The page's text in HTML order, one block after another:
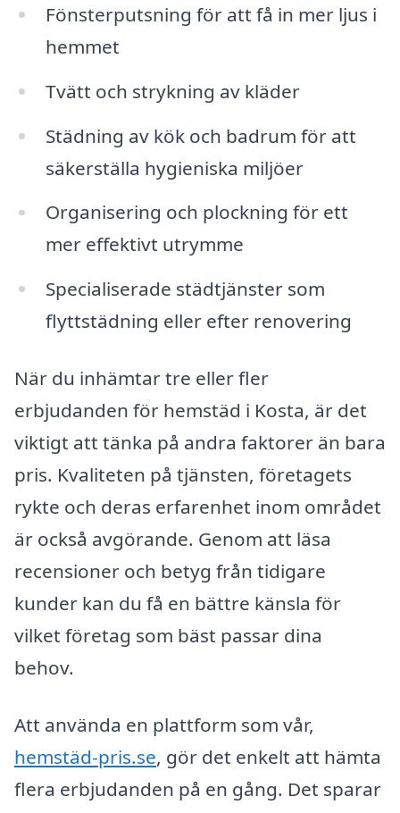
Fönsterputsning för att få in mer ljus i
hemmet
Tvätt och strykning av kläder
Städning av kök och badrum för att
säkerställa hygieniska miljöer
Organisering och plockning för ett
mer effektivt utrymme
Specialiserade städtjänster som
flyttstädning eller efter renovering
När du inhämtar tre eller fler
erbjudanden för hemstäd i Kosta, är det
viktigt att tänka på andra faktorer än bara
pris. Kvaliteten på tjänsten, företagets
rykte och deras erfarenhet inom området
är också avgörande. Genom att läsa
recensioner och betyg från tidigare
kunder kan du få en bättre känsla för
vilket företag som bäst passar dina
behov.
Att använda en plattform som vår,
hemstäd-pris.se, gör det enkelt att hämta
flera erbjudanden på en gång. Det sparar